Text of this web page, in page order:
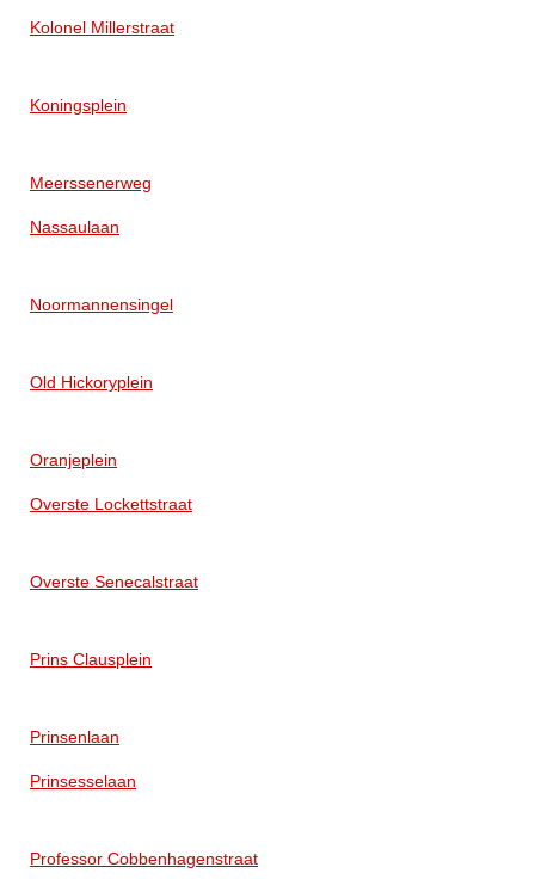
Kolonel Millerstraat
Koningsplein
Meerssenerweg
Nassaulaan
Noormannensingel
Old Hickoryplein
Oranjeplein
Overste Lockettstraat
Overste Senecalstraat
Prins Clausplein
Prinsenlaan
Prinsesselaan
Professor Cobbenhagenstraat